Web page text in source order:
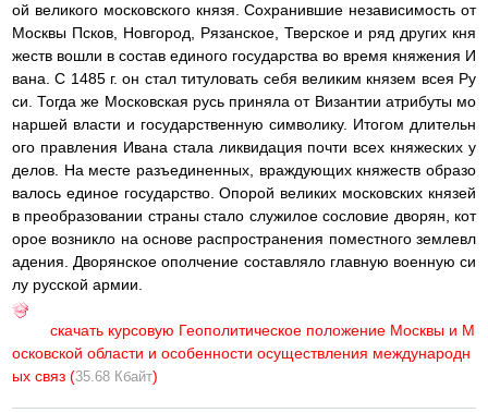
ой великого московского князя. Сохранившие независимость от
Москвы Псков, Новгород, Рязанское, Тверское и ряд других кня
жеств вошли в состав единого государства во время княжения И
вана. С 1485 г. он стал титуловать себя великим князем всея Ру
си. Тогда же Московская русь приняла от Византии атрибуты мо
наршей власти и государственную символику. Итогом длительн
ого правления Ивана стала ликвидация почти всех княжеских у
делов. На месте разъединенных, враждующих княжеств образо
валось единое государство. Опорой великих московских князей
в преобразовании страны стало служилое сословие дворян, кот
орое возникло на основе распространения поместного землевл
адения. Дворянское ополчение составляло главную военную си
лу русской армии.
скачать курсовую Геополитическое положение Москвы и М
осковской области и особенности осуществления международн
ых связ (35.68 Кбайт)